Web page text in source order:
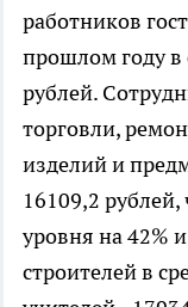
работников
прошлом году в
рублей.
торговли,
изделий и
16109,2
уровня на 42%
строителей в